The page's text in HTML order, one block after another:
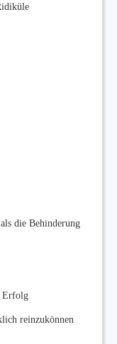
die Behinderung
Erfolg
reinzukönnen